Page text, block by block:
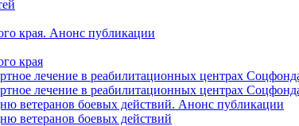
края. Анонс публикации
края
лечение в реабилитационных центрах
лечение в реабилитационных центрах
ветеранов боевых действий. Анонс публикации
ветеранов боевых действий